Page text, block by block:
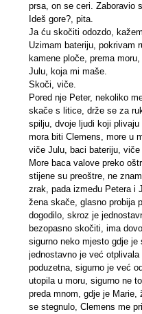
prsa, on se ceri. Zaboravio
Ideš gore?, pita.
Ja ću skočiti odozdo,
Uzimam bateriju, pokrivam
kamene ploče, prema
Julu, koja mi maše.
Skoči, viče.
Pored nje Peter, nekoliko
skače s litice, drže se za
spilju, dvoje ljudi koji
mora biti Clemens, more u
viče Julu, baci bateriju, viče
More baca valove preko
stijene su preoštre, ne
zrak, pada između Petera i
žena skače, glasno probija
dogodilo, skroz je
bezopasno skočiti, ima
sigurno neko mjesto gdje
jednostavno je već
poduzetna, sigurno je već
utopila u moru, sigurno ne
preda mnom, gdje je
se stegnulo, Clemens me